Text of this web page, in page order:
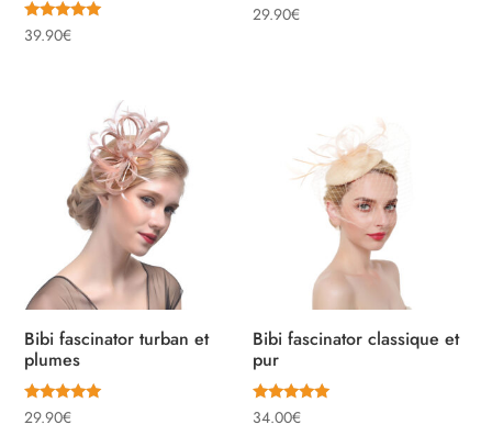
Note
5.00
39.90€
Note
5.00
29.90€
Bibi fascinator turban et
plumes
Note
5.00
29.90€
Bibi fascinator classique et
pur
Note
5.00
34.00€